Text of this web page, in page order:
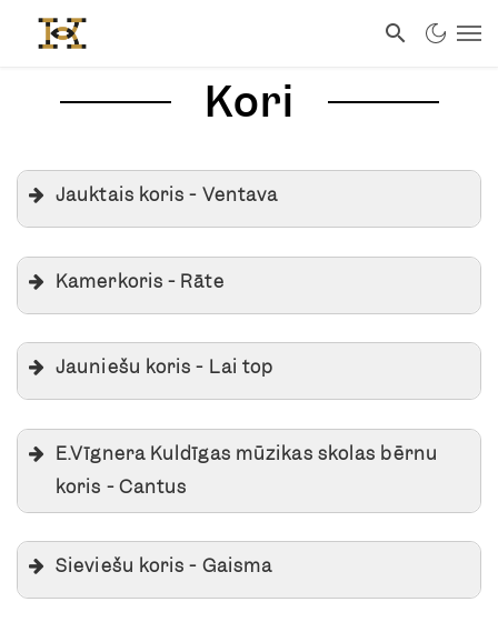
Kori
Jauktais koris - Ventava
Kamerkoris - Rāte
Jauniešu koris - Lai top
E.Vīgnera Kuldīgas mūzikas skolas bērnu
koris - Cantus
Sieviešu koris - Gaisma